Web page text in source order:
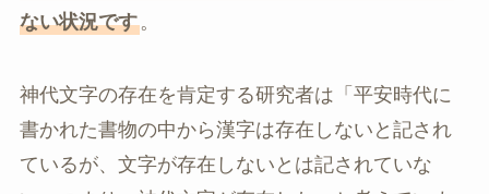
ない状況です。
神代文字の存在を肯定する研究者は「平安時代に
書かれた書物の中から漢字は存在しないと記され
ているが、文字が存在しないとは記されていな